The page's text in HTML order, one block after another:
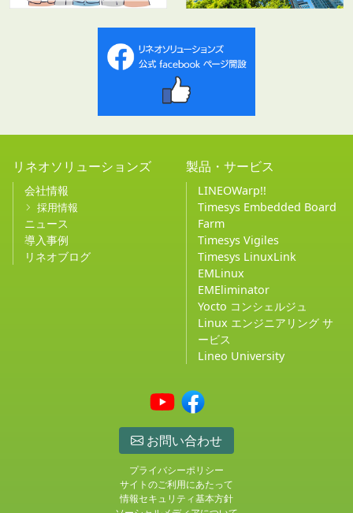
リネオソリューションズ
会社情報
採用情報
ニュース
導入事例
リネオブログ
製品・サービス
LINEOWarp!!
Timesys Embedded Board
Farm
Timesys Vigiles
Timesys LinuxLink
EMLinux
EMEliminator
Yocto コンシェルジュ
Linux エンジニアリング サ
ービス
Lineo University
お問い合わせ
プライバシーポリシー
サイトのご利用にあたって
情報セキュリティ基本方針